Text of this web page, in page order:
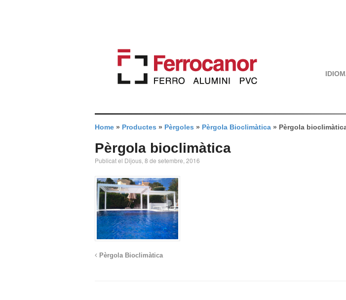
Home » Productes » Pèrgoles » Pèrgola Bioclimàtica » Pèrgola
Pèrgola bioclimàtica
Publicat el Dijous, 8 de setembre, 2016
Pèrgola Bioclimàtica